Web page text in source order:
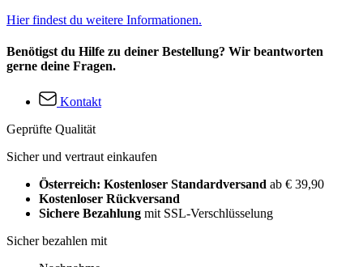
Hier findest du weitere Informationen.
Benötigst du Hilfe zu deiner Bestellung? Wir beantworten
gerne deine Fragen.
Kontakt
Geprüfte Qualität
Sicher und vertraut einkaufen
Österreich: Kostenloser Standardversand ab € 39,90
Kostenloser Rückversand
Sichere Bezahlung mit SSL-Verschlüsselung
Sicher bezahlen mit